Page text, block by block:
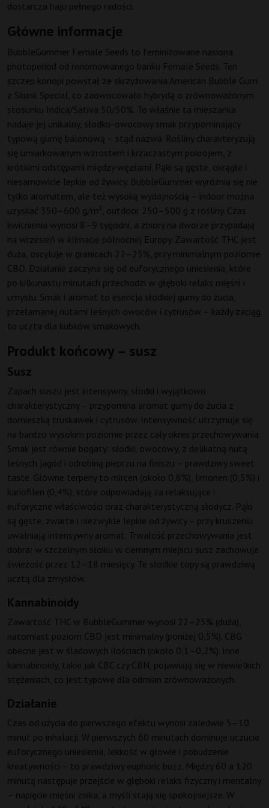
dostarcza haju pełnego radości.
Główne informacje
BubbleGummer Female Seeds to feminizowane nasiona
photoperiod od renomowanego banku Female Seeds. Ten
szczep konopi powstał ze skrzyżowania American Bubble Gum
z Skunk Special, co zaowocowało hybrydą o zrównoważonym
stosunku Indica/Sativa 50/50%. To właśnie ta mieszanka
nadaje jej unikalny, słodko-owocowy smak przypominający
typową gumę balonową – stąd nazwa. Rośliny charakteryzują
się umiarkowanym wzrostem i krzaczastym pokrojem, z
krótkimi odstępami między węzłami. Pąki są gęste, okrągłe i
niesamowicie lepkie od żywicy. BubbleGummer wyróżnia się nie
tylko aromatem, ale też wysoką wydajnością – indoor można
uzyskać 350–600 g/m², outdoor 250–500 g z rośliny. Czas
kwitnienia wynosi 8–9 tygodni, a zbiory na dworze przypadają
na wrzesień w klimacie północnej Europy. Zawartość THC jest
duża, oscyluje w granicach 22–25%, przy minimalnym poziomie
CBD. Działanie zaczyna się od euforycznego uniesienia, które
po kilkunastu minutach przechodzi w głęboki relaks mięśni i
umysłu. Smak i aromat to esencja słodkiej gumy do żucia,
przełamanej nutami leśnych owoców i cytrusów – każdy zaciąg
to uczta dla kubków smakowych.
Produkt końcowy – susz
Susz
Zapach suszu jest intensywny, słodki i wyjątkowo
charakterystyczny – przypomina aromat gumy do żucia z
domieszką truskawek i cytrusów. Intensywność utrzymuje się
na bardzo wysokim poziomie przez cały okres przechowywania.
Smak jest równie bogaty: słodki, owocowy, z delikatną nutą
leśnych jagód i odrobiną pieprzu na finiszu – prawdziwy sweet
taste. Główne terpeny to mircen (około 0,8%), limonen (0,5%) i
kariofilen (0,4%), które odpowiadają za relaksujące i
euforyczne właściwości oraz charakterystyczną słodycz. Pąki
są gęste, zwarte i niezwykle lepkie od żywicy – przy kruszeniu
uwalniają intensywny aromat. Trwałość przechowywania jest
dobra: w szczelnym słoiku w ciemnym miejscu susz zachowuje
świeżość przez 12–18 miesięcy. Te słodkie topy są prawdziwą
ucztą dla zmysłów.
Kannabinoidy
Zawartość THC w BubbleGummer wynosi 22–25% (duża),
natomiast poziom CBD jest minimalny (poniżej 0,5%). CBG
obecne jest w śladowych ilościach (około 0,1–0,2%). Inne
kannabinoidy, takie jak CBC czy CBN, pojawiają się w niewielkich
stężeniach, co jest typowe dla odmian zrównoważonych.
Działanie
Czas od użycia do pierwszego efektu wynosi zaledwie 5–10
minut po inhalacji. W pierwszych 60 minutach dominuje uczucie
euforycznego uniesienia, lekkość w głowie i pobudzenie
kreatywności – to prawdziwy euphoric buzz. Między 60 a 120
minutą następuje przejście w głęboki relaks fizyczny i mentalny
– napięcie mięśni znika, a myśli stają się spokojniejsze. W